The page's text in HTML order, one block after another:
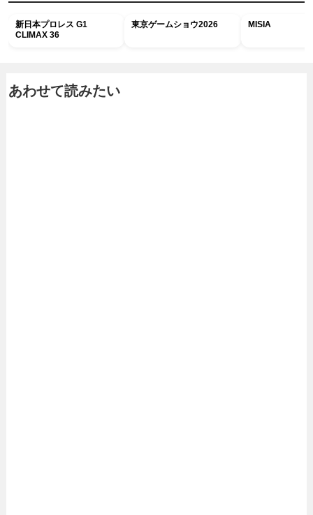
新日本プロレス G1
CLIMAX 36
東京ゲームショウ2026 MISIA
あわせて読みたい